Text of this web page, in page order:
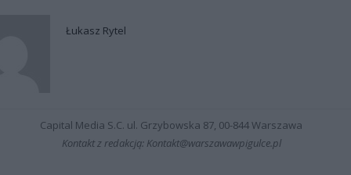
Łukasz Rytel
Capital Media S.C. ul. Grzybowska 87, 00-844 Warszawa
Kontakt z redakcją: Kontakt@warszawawpigulce.pl